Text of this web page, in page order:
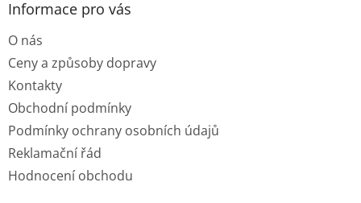
Informace pro vás
O nás
Ceny a způsoby dopravy
Kontakty
Obchodní podmínky
Podmínky ochrany osobních údajů
Reklamační řád
Hodnocení obchodu